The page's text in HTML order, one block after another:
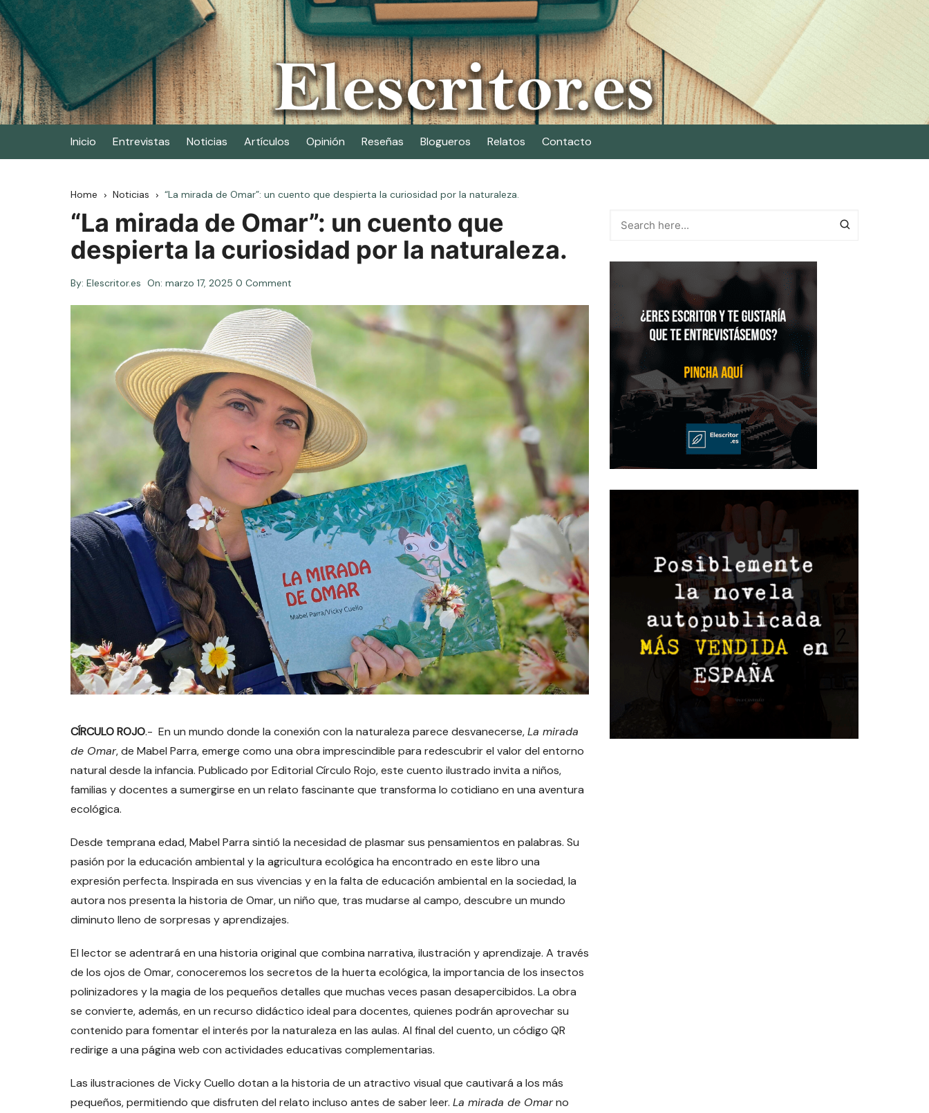
Skip
to
content
Elescritor.es
El periódico digital de los escritores
Inicio Entrevistas Noticias Artículos Opinión Reseñas Blogueros Relatos Contacto
Home Noticias “La mirada de Omar”: un cuento que despierta la curiosidad por la naturaleza.
“La mirada de Omar”: un cuento que
despierta la curiosidad por la naturaleza.
By: Elescritor.es On: marzo 17, 2025 0 Comment
CÍRCULO ROJO.- En un mundo donde la conexión con la naturaleza parece desvanecerse,La mirada
de Omar, de Mabel Parra, emerge como una obra imprescindible para redescubrir el valor del entorno
natural desde la infancia. Publicado por Editorial Círculo Rojo, este cuento ilustrado invita a niños,
familias y docentes a sumergirse en un relato fascinante que transforma lo cotidiano en una aventura
ecológica.
Desde temprana edad, Mabel Parra sintió la necesidad de plasmar sus pensamientos en palabras. Su
pasión por la educación ambiental y la agricultura ecológica ha encontrado en este libro una
expresión perfecta. Inspirada en sus vivencias y en la falta de educación ambiental en la sociedad, la
autora nos presenta la historia de Omar, un niño que, tras mudarse al campo, descubre un mundo
diminuto lleno de sorpresas y aprendizajes.
El lector se adentrará en una historia original que combina narrativa, ilustración y aprendizaje. A través
de los ojos de Omar, conoceremos los secretos de la huerta ecológica, la importancia de los insectos
polinizadores y la magia de los pequeños detalles que muchas veces pasan desapercibidos. La obra
se convierte, además, en un recurso didáctico ideal para docentes, quienes podrán aprovechar su
contenido para fomentar el interés por la naturaleza en las aulas. Al final del cuento, un código QR
redirige a una página web con actividades educativas complementarias.
Las ilustraciones de Vicky Cuello dotan a la historia de un atractivo visual que cautivará a los más
pequeños, permitiendo que disfruten del relato incluso antes de saber leer. La mirada de Omarno